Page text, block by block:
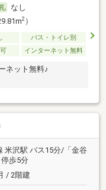
なし
2）
バス・トイレ別
インターネット無料
ネット無料♪
米沢駅 バス15分/「金谷
歩5分
/ 2階建